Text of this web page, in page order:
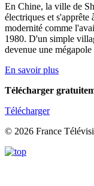
En Chine, la ville de
électriques et s'apprête
modernité comme
1980. D'un simple
devenue une
En savoir plus
Télécharger
Télécharger
© 2026 France